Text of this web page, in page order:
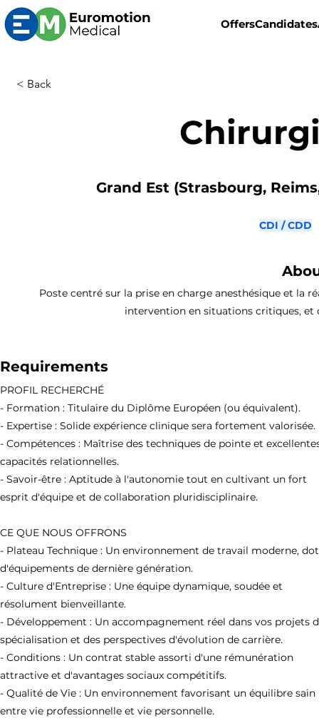
OffersCandidates
< Back
Grand Est (Strasbourg,
CDI / CDD
Poste centré sur la prise en charge anesthésique et la
intervention en situations critiques, et
Requirements
PROFIL RECHERCHÉ
- Formation : Titulaire du Diplôme Européen (ou équivalent).
- Expertise : Solide expérience clinique sera fortement valorisée.
- Compétences : Maîtrise des techniques de pointe et
capacités relationnelles.
- Savoir-être : Aptitude à l'autonomie tout en cultivant un fort
esprit d'équipe et de collaboration pluridisciplinaire.
CE QUE NOUS OFFRONS
- Plateau Technique : Un environnement de travail moderne,
d'équipements de dernière génération.
- Culture d'Entreprise : Une équipe dynamique, soudée et
résolument bienveillante.
- Développement : Un accompagnement réel dans vos projets
spécialisation et des perspectives d'évolution de carrière.
- Conditions : Un contrat stable assorti d'une rémunération
attractive et d'avantages sociaux compétitifs.
- Qualité de Vie : Un environnement favorisant un équilibre sain
entre vie professionnelle et vie personnelle.